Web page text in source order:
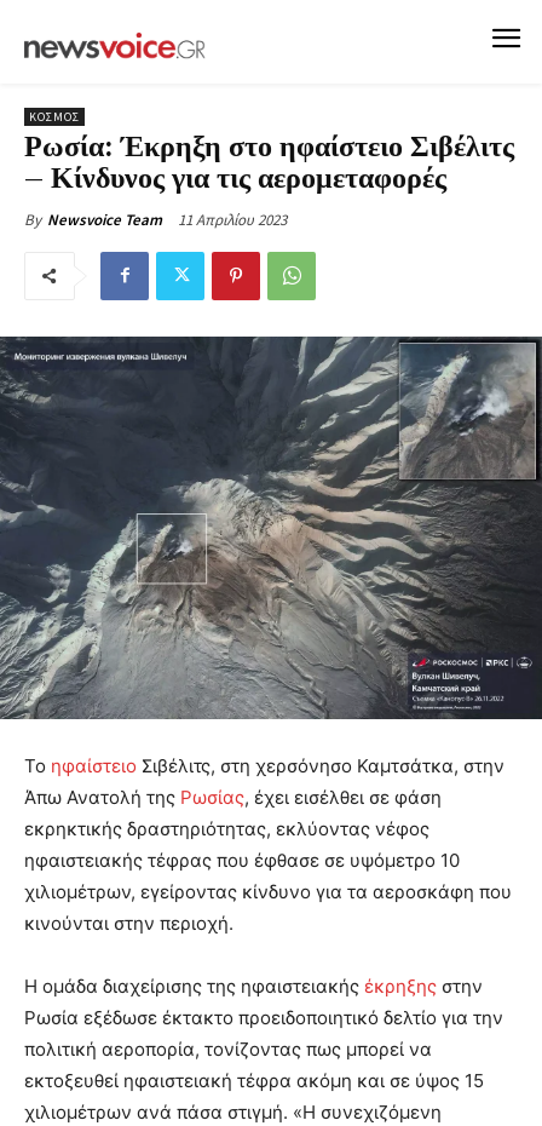
ΚΟΣΜΟΣ
Ρωσία: Έκρηξη στο ηφαίστειο Σιβέλιτς
– Κίνδυνος για τις αερομεταφορές
By Newsvoice Team 11 Απριλίου 2023
Το ηφαίστειο Σιβέλιτς, στη χερσόνησο Καμτσάτκα, στην
Άπω Ανατολή της Ρωσίας, έχει εισέλθει σε φάση
εκρηκτικής δραστηριότητας, εκλύοντας νέφος
ηφαιστειακής τέφρας που έφθασε σε υψόμετρο 10
χιλιομέτρων, εγείροντας κίνδυνο για τα αεροσκάφη που
κινούνται στην περιοχή.
Η ομάδα διαχείρισης της ηφαιστειακής έκρηξης στην
Ρωσία εξέδωσε έκτακτο προειδοποιητικό δελτίο για την
πολιτική αεροπορία, τονίζοντας πως μπορεί να
εκτοξευθεί ηφαιστειακή τέφρα ακόμη και σε ύψος 15
χιλιομέτρων ανά πάσα στιγμή. «Η συνεχιζόμενη